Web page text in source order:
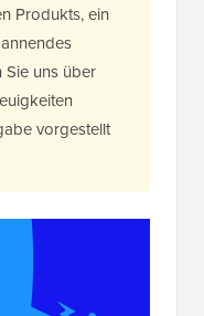
Produkts, ein
Sie uns über
vorgestellt